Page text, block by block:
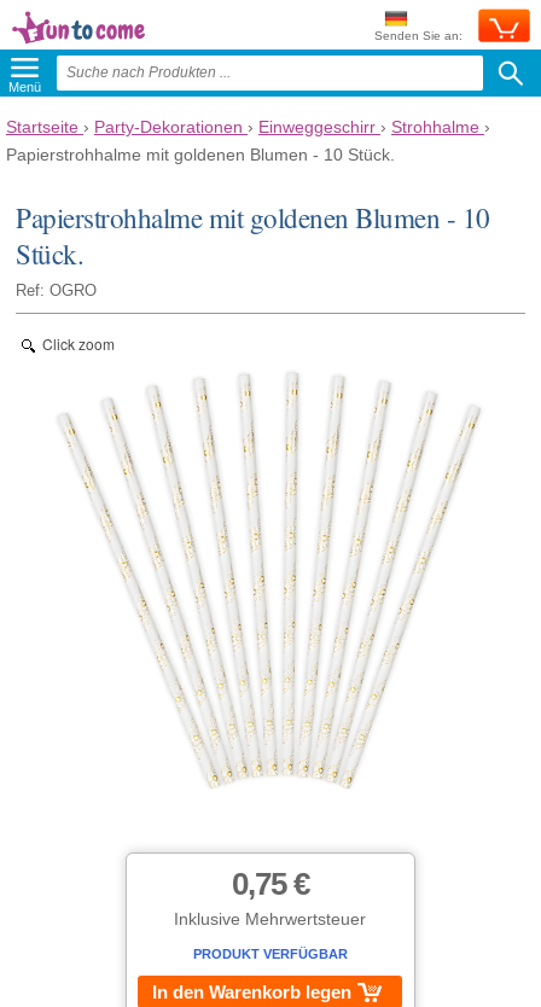
Senden Sie an:
Menü
Startseite › Party-Dekorationen › Einweggeschirr › Strohhalme ›
Papierstrohhalme mit goldenen Blumen - 10 Stück.
Papierstrohhalme mit goldenen Blumen - 10
Stück.
Ref: OGRO
Click zoom
0,75 €
Inklusive Mehrwertsteuer
PRODUKT VERFÜGBAR
In den Warenkorb legen